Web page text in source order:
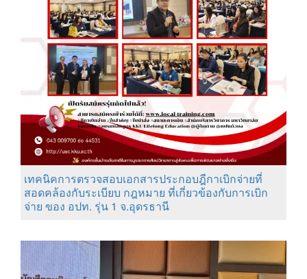
เทคนิคการตรวจสอบเอกสารประกอบฎีกาเบิกจ่ายที่
สอดคล้องกับระเบียบ กฎหมาย ที่เกี่ยวข้องกับการเบิก
จ่าย ของ อปท. รุ่น 1 จ.อุดรธานี